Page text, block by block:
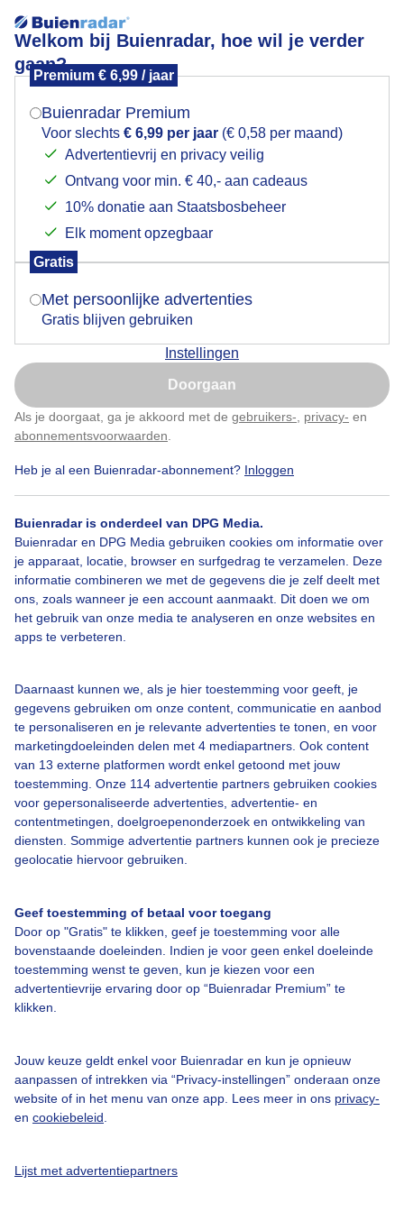
Welkom bij Buienradar, hoe wil je verder
gaan?
Premium € 6,99 / jaar
Buienradar Premium
Voor slechts € 6,99 per jaar (€ 0,58 per maand)
Advertentievrij en privacy veilig
Ontvang voor min. € 40,- aan cadeaus
10% donatie aan Staatsbosbeheer
Elk moment opzegbaar
Gratis
Met persoonlijke advertenties
Gratis blijven gebruiken
Instellingen
Doorgaan
Als je doorgaat, ga je akkoord met de gebruikers- privacy- en
abonnementsvoorwaarden
Heb je al een Buienradar-abonnement? Inloggen
Buienradar is onderdeel van DPG Media.
Buienradar en DPG Media gebruiken cookies om informatie over
je apparaat, locatie, browser en surfgedrag te verzamelen. Deze
informatie combineren we met de gegevens die je zelf deelt met
ons, zoals wanneer je een account aanmaakt. Dit doen we om
het gebruik van onze media te analyseren en onze websites en
apps te verbeteren.
Daarnaast kunnen we, als je hier toestemming voor geeft, je
gegevens gebruiken om onze content, communicatie en aanbod
te personaliseren en je relevante advertenties te tonen, en voor
marketingdoeleinden delen met 4 mediapartners. Ook content
van 13 externe platformen wordt enkel getoond met jouw
toestemming. Onze 114 advertentie partners gebruiken cookies
voor gepersonaliseerde advertenties, advertentie- en
contentmetingen, doelgroepenonderzoek en ontwikkeling van
diensten. Sommige advertentie partners kunnen ook je precieze
geolocatie hiervoor gebruiken.
Geef toestemming of betaal voor toegang
Door op "Gratis" te klikken, geef je toestemming voor alle
bovenstaande doeleinden. Indien je voor geen enkel doeleinde
toestemming wenst te geven, kun je kiezen voor een
advertentievrije ervaring door op “Buienradar Premium” te
klikken.
Jouw keuze geldt enkel voor Buienradar en kun je opnieuw
aanpassen of intrekken via “Privacy-instellingen” onderaan onze
website of in het menu van onze app. Lees meer in ons privacy-
en cookiebeleid
Lijst met advertentiepartners
Tijd om hier weg te fietsen!
Park Het Engelse Werk, Zwolle
Door: Robert Herkstroter Gemaakt: 01-11-2023, 303x bekeken
Wandelpad
Een moment geduld aub...
Over Buienradar
Bedrijfsgegevens
Veelgestelde vragen
Toegankelijkheid
Gebruikersvoorwaarden
Buienradar Team
Mogen we je locatie gebruiken voor het
Indien je hier nog geen akkoord op hebt gegeven,
verschijnt er zo een pop-up uit je browser waarin
Is goed, toon de popup
Nu niet, misschien later
Klik hierom dit aan te passen